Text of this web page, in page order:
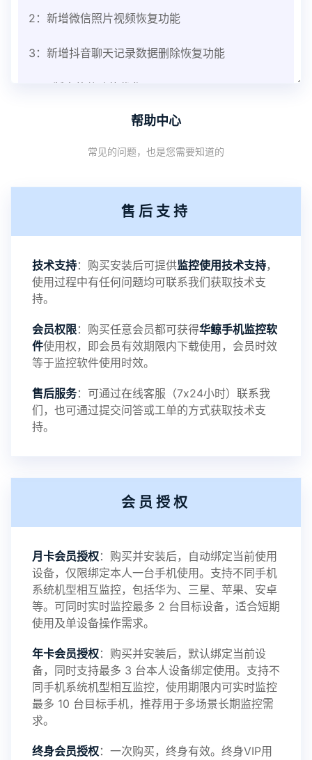
2：新增微信照片视频恢复功能
3：新增抖音聊天记录数据删除恢复功能
1：优化监控终端从当前监控界面切换其他被控端手
机设备响应慢问题
4：优化离线云储存服务器相册照片文件夹路径问题
5：优化关闭监控后离线设置云储存对方微信聊天记
录文件改为自定义文件名称
提示：
提示1：为避免异常风险情况，传输对方手机数据文
件至本地请先切换代理网络
鲸监控存在的问题与所需的更多功能，华鲸手机监
控将持续为您创造更优秀的监控APP
2025-01-13 V3.7
2024-10-08 V3.6
帮助中心
常见的问题，也是您需要知道的
售后支持
技术支持：购买安装后可提供监控使用技术支持，
使用过程中有任何问题均可联系我们获取技术支
持。
会员权限：购买任意会员都可获得华鲸手机监控软
件使用权，即会员有效期限内下载使用，会员时效
等于监控软件使用时效。
售后服务：可通过在线客服（7x24小时）联系我
们，也可通过提交问答或工单的方式获取技术支
持。
会员授权
月卡会员授权：购买并安装后，自动绑定当前使用
设备，仅限绑定本人一台手机使用。支持不同手机
系统机型相互监控，包括华为、三星、苹果、安卓
等。可同时实时监控最多 2 台目标设备，适合短期
使用及单设备操作需求。
年卡会员授权：购买并安装后，默认绑定当前设
备，同时支持最多 3 台本人设备绑定使用。支持不
同手机系统机型相互监控，使用期限内可实时监控
最多 10 台目标手机，推荐用于多场景长期监控需
求。
终身会员授权：一次购买，终身有效。终身VIP用